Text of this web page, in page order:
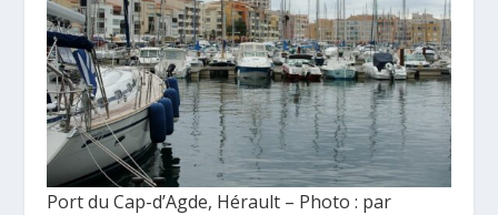
Port du Cap-d’Agde, Hérault – Photo : par